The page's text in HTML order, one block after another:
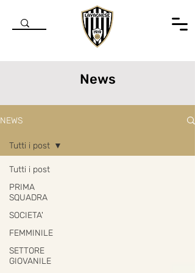
News
NEWS
Tutti i post
PRIMA
SQUADRA
SOCIETA'
FEMMINILE
SETTORE
GIOVANILE
Tutti i post